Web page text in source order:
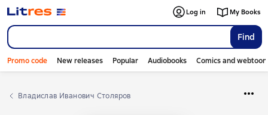
Find
Log in My Books
Promo code New releases Popular Audiobooks Comics and
Владислав Иванович Столяров